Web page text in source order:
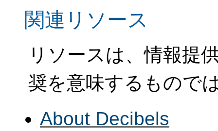
関連リソース
リソースは、情報提
奨を意味するもので
About Decibels